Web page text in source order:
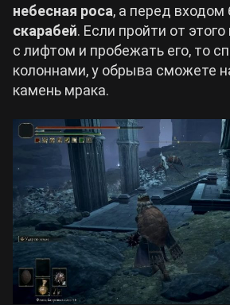
небесная роса, а перед входом
скарабей. Если пройти от
с лифтом и пробежать его, то
колоннами, у обрыва сможете
камень мрака.